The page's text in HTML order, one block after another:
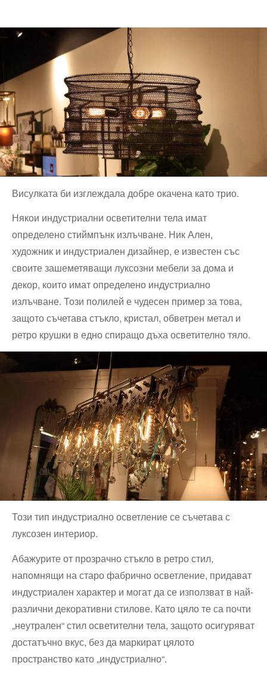
Висулката би изглеждала добре окачена като трио.
Някои индустриални осветителни тела имат
определено стиймпънк излъчване. Ник Ален,
художник и индустриален дизайнер, е известен със
своите зашеметяващи луксозни мебели за дома и
декор, които имат определено индустриално
излъчване. Този полилей е чудесен пример за това,
защото съчетава стъкло, кристал, обветрен метал и
ретро крушки в едно спиращо дъха осветително тяло.
Този тип индустриално осветление се съчетава с
луксозен интериор.
Абажурите от прозрачно стъкло в ретро стил,
напомнящи на старо фабрично осветление, придават
индустриален характер и могат да се използват в най-
различни декоративни стилове. Като цяло те са почти
„неутрален“ стил осветителни тела, защото осигуряват
достатъчно вкус, без да маркират цялото
пространство като „индустриално“.